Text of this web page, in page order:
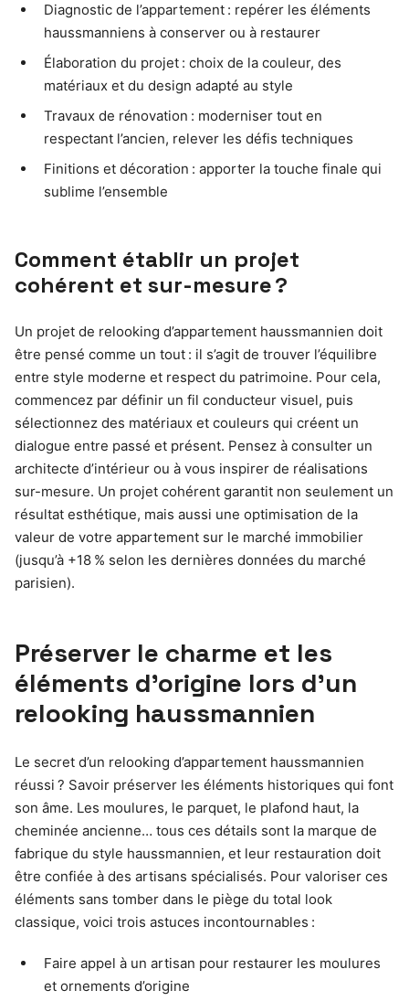
Diagnostic de l’appartement : repérer les éléments
haussmanniens à conserver ou à restaurer
Élaboration du projet : choix de la couleur, des
matériaux et du design adapté au style
Travaux de rénovation : moderniser tout en
respectant l’ancien, relever les défis techniques
Finitions et décoration : apporter la touche finale qui
sublime l’ensemble
Comment établir un projet
cohérent et sur-mesure ?
Un projet de relooking d’appartement haussmannien doit
être pensé comme un tout : il s’agit de trouver l’équilibre
entre style moderne et respect du patrimoine. Pour cela,
commencez par définir un fil conducteur visuel, puis
sélectionnez des matériaux et couleurs qui créent un
dialogue entre passé et présent. Pensez à consulter un
architecte d’intérieur ou à vous inspirer de réalisations
sur-mesure. Un projet cohérent garantit non seulement un
résultat esthétique, mais aussi une optimisation de la
valeur de votre appartement sur le marché immobilier
(jusqu’à +18 % selon les dernières données du marché
parisien).
Préserver le charme et les
éléments d’origine lors d’un
relooking haussmannien
Le secret d’un relooking d’appartement haussmannien
réussi ? Savoir préserver les éléments historiques qui font
son âme. Les moulures, le parquet, le plafond haut, la
cheminée ancienne… tous ces détails sont la marque de
fabrique du style haussmannien, et leur restauration doit
être confiée à des artisans spécialisés. Pour valoriser ces
éléments sans tomber dans le piège du total look
classique, voici trois astuces incontournables :
Faire appel à un artisan pour restaurer les moulures
et ornements d’origine